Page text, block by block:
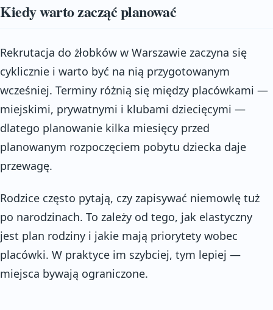
Kiedy warto zacząć planować
Rekrutacja do żłobków w Warszawie zaczyna się
cyklicznie i warto być na nią przygotowanym
wcześniej. Terminy różnią się między placówkami —
miejskimi, prywatnymi i klubami dziecięcymi —
dlatego planowanie kilka miesięcy przed
planowanym rozpoczęciem pobytu dziecka daje
przewagę.
Rodzice często pytają, czy zapisywać niemowlę tuż
po narodzinach. To zależy od tego, jak elastyczny
jest plan rodziny i jakie mają priorytety wobec
placówki. W praktyce im szybciej, tym lepiej —
miejsca bywają ograniczone.